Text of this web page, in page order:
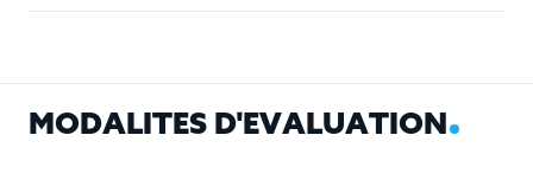
MODALITÉS D'ÉVALUATION